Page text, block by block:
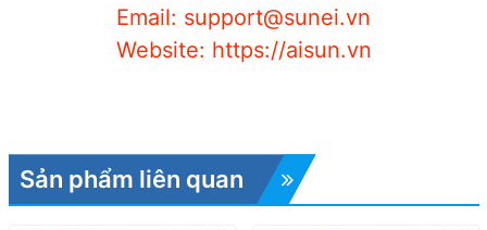
Email: support@sunei.vn
Website: https://aisun.vn
Sản phẩm liên quan